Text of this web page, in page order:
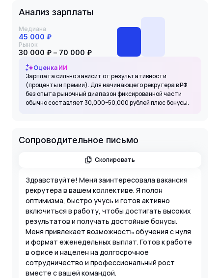
Анализ зарплаты
Медиана
45 000 ₽
Рынок
30 000 ₽ – 70 000 ₽
Оценка ИИ
Зарплата сильно зависит от результативности
(проценты и премии). Для начинающего рекрутера в РФ
без опыта рыночный диапазон фиксированной части
обычно составляет 30,000–50,000 рублей плюс бонусы.
Сопроводительное письмо
Скопировать
Здравствуйте! Меня заинтересовала вакансия
рекрутера в вашем коллективе. Я полон
оптимизма, быстро учусь и готов активно
включиться в работу, чтобы достигать высоких
результатов и получать достойные бонусы.
Меня привлекает возможность обучения с нуля
и формат еженедельных выплат. Готов к работе
в офисе и нацелен на долгосрочное
сотрудничество и профессиональный рост
вместе с вашей командой.